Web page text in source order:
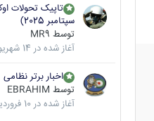
تاپیک تحولات
سپتامبر 2025)
توسط MR9
آغاز شده در 14 شهریور 1404
اخبار برتر نظامی
توسط EBRAHIM
آغاز شده در 10 فروردین 1386